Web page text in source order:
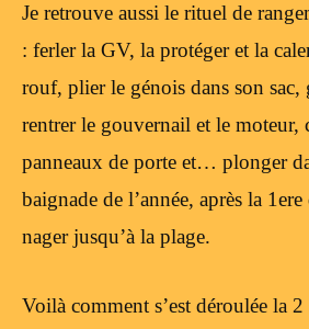
Je retrouve aussi le rituel de
: ferler la GV, la protéger et la
rouf, plier le génois dans son
rentrer le gouvernail et le moteur,
panneaux de porte et… plonger
baignade de l’année, après la
nager jusqu’à la plage.
Voilà comment s’est déroulée la 2